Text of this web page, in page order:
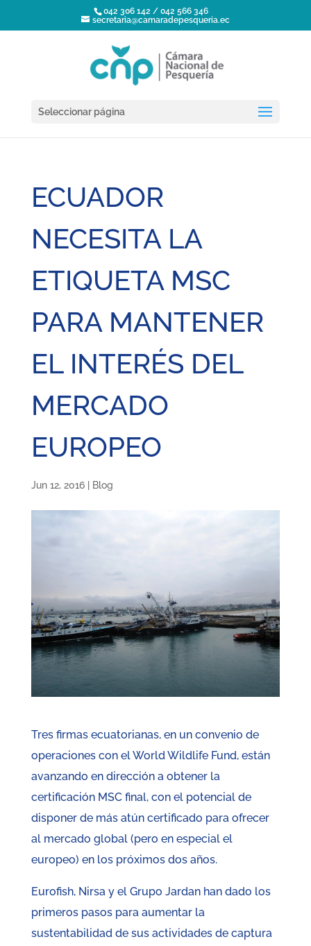
042 306 142 / 042 566 346
secretaria@camaradepesqueria.ec
Seleccionar página
ECUADOR
NECESITA LA
ETIQUETA MSC
PARA MANTENER
EL INTERÉS DEL
MERCADO
EUROPEO
Jun 12, 2016| Blog
Tres firmas ecuatorianas, en un convenio de
operaciones con el World Wildlife Fund, están
avanzando en dirección a obtener la
certificación MSC final, con el potencial de
disponer de más atún certificado para ofrecer
al mercado global (pero en especial el
europeo) en los próximos dos años.
Eurofish, Nirsa y el Grupo Jardan han dado los
primeros pasos para aumentar la
sustentabilidad de sus actividades de captura